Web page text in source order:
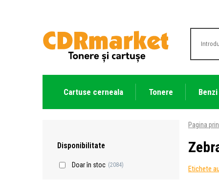
Cartuse cerneala Tonere
Disponibilitate
Doar în stoc (2084)
Pagina
Etichete